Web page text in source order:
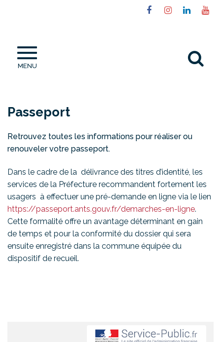
Lien
Facebook
Lien
Instagram
Lien
MENU
Passeport
Retrouvez toutes les informations pour réaliser ou
renouveler votre passeport.
Dans le cadre de la délivrance des titres d’identité, les
services de la Préfecture recommandent fortement les
usagers à effectuer une pré-demande en ligne via le lien
https://passeport.ants.gouv.fr/demarches-en-ligne.
Cette formalité offre un avantage déterminant en gain
de temps et pour la conformité du dossier qui sera
ensuite enregistré dans la commune équipée du
dispositif de recueil.